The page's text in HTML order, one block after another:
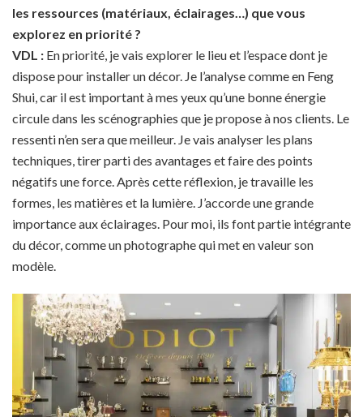
les ressources (matériaux, éclairages…) que vous
explorez en priorité ?
VDL : En priorité, je vais explorer le lieu et l’espace dont je
dispose pour installer un décor. Je l’analyse comme en Feng
Shui, car il est important à mes yeux qu’une bonne énergie
circule dans les scénographies que je propose à nos clients. Le
ressenti n’en sera que meilleur. Je vais analyser les plans
techniques, tirer parti des avantages et faire des points
négatifs une force. Après cette réflexion, je travaille les
formes, les matières et la lumière. J’accorde une grande
importance aux éclairages. Pour moi, ils font partie intégrante
du décor, comme un photographe qui met en valeur son
modèle.